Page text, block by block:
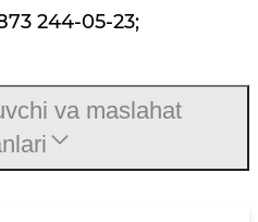
244-05-23;
va maslahat